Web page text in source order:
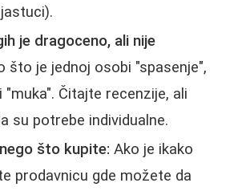
je dragoceno, ali nije
što je jednoj osobi "spasenje",
Čitajte recenzije, ali
su potrebe individualne.
što kupite: Ako je ikako
prodavnicu gde možete da